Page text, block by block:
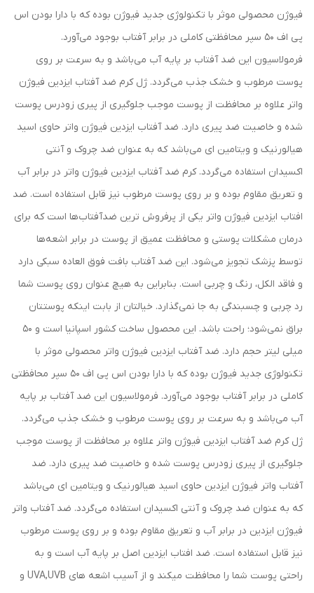
فیوژن محصولی موثر با تکنولوژی جدید فیوژن بوده که با دارا بودن اس
پی اف 50 سپر محافظتی کاملی در برابر آفتاب بوجود می‌آورد.
فرمولاسیون این ضد آفتاب بر پایه آب می‌باشد و به سرعت بر روی
پوست مرطوب و خشک جذب می‌گردد. ژل کرم ضد آفتاب ایزدین فیوژن
واتر علاوه بر محافظت از پوست موجب جلوگیری از پیری زودرس پوست
شده و خاصیت ضد پیری دارد. ضد آفتاب ایزدین فیوژن واتر حاوی اسید
هیالورنیک و ویتامین ای می‌باشد که به عنوان ضد چروک و آنتی
اکسیدان استفاده می‌گردد. کرم ضد آفتاب ایزدین فیوژن واتر در برابر آب
و تعریق مقاوم بوده و بر روی پوست مرطوب نیز قابل استفاده است. ضد
افتاب ایزدین فیوژن واتر یکی از پرفروش ترین ضدآفتاب‌ها است که برای
درمان مشکلات پوستی و محافظت عمیق از پوست در برابر اشعه‌ها
توسط پزشک تجویز می‌شود. این ضد آفتاب بافت فوق العاده سبکی دارد
و فاقد الکل، رنگ و چربی است. بنابراین به هیچ عنوان روی پوست شما
رد چربی و چسبندگی به جا نمی‌گذارد. خیالتان از بابت اینکه پوستتان
براق نمی‌شود؛ راحت باشد. این محصول ساخت کشور اسپانیا است و 50
میلی لیتر حجم دارد. ضد آفتاب ایزدین فیوژن واتر محصولی موثر با
تکنولوژی جدید فیوژن بوده که با دارا بودن اس پی اف 50 سپر محافظتی
کاملی در برابر آفتاب بوجود می‌آورد. فرمولاسیون این ضد آفتاب بر پایه
آب می‌باشد و به سرعت بر روی پوست مرطوب و خشک جذب می‌گردد.
ژل کرم ضد آفتاب ایزدین فیوژن واتر علاوه بر محافظت از پوست موجب
جلوگیری از پیری زودرس پوست شده و خاصیت ضد پیری دارد. ضد
آفتاب واتر فیوژن ایزدین حاوی اسید هیالورنیک و ویتامین ای می‌باشد
که به عنوان ضد چروک و آنتی اکسیدان استفاده می‌گردد. ضد آفتاب واتر
فیوژن ایزدین در برابر آب و تعریق مقاوم بوده و بر روی پوست مرطوب
نیز قابل استفاده است. ضد افتاب ایزدین اصل بر پایه آب است و به
راحتی پوست شما را محافظت میکند و از آسیب اشعه های UVA,UVB و